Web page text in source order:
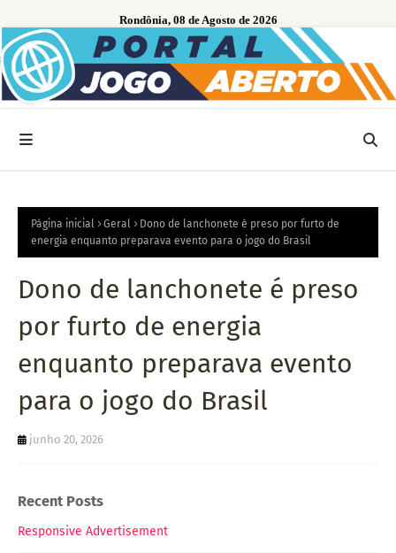
Rondônia, 08 de Agosto de 2026
Página inicial Geral
Dono de lanchonete é preso por furto de
energia enquanto preparava evento para o jogo do Brasil
Dono de lanchonete é preso
por furto de energia
enquanto preparava evento
para o jogo do Brasil
junho 20, 2026
Recent Posts
Responsive Advertisement